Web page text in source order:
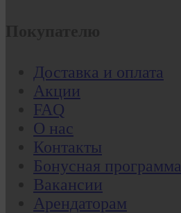
Доставка и оплата
Акции
FAQ
О нас
Контакты
Бонусная программа
Вакансии
Арендаторам